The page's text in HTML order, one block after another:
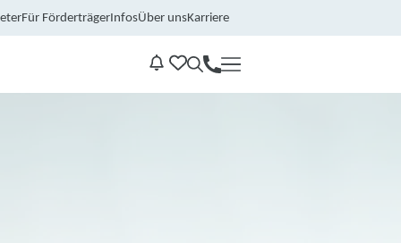
Für FörderträgerInfosÜber unsKarriere
Kontakt